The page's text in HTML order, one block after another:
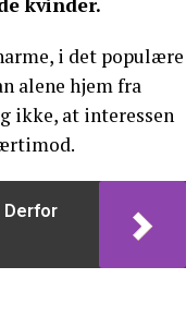
i det populære
alene hjem fra
ikke, at interessen
Derfor